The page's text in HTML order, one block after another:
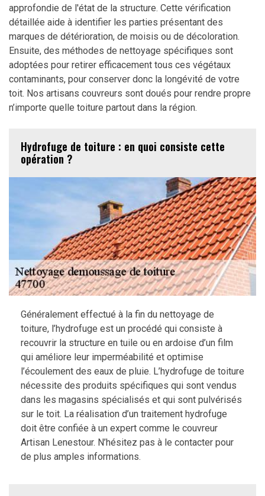
approfondie de l'état de la structure. Cette vérification
détaillée aide à identifier les parties présentant des
marques de détérioration, de moisis ou de décoloration.
Ensuite, des méthodes de nettoyage spécifiques sont
adoptées pour retirer efficacement tous ces végétaux
contaminants, pour conserver donc la longévité de votre
toit. Nos artisans couvreurs sont doués pour rendre propre
n’importe quelle toiture partout dans la région.
Hydrofuge de toiture : en quoi consiste cette
opération ?
Généralement effectué à la fin du nettoyage de
toiture, l’hydrofuge est un procédé qui consiste à
recouvrir la structure en tuile ou en ardoise d’un film
qui améliore leur imperméabilité et optimise
l’écoulement des eaux de pluie. L’hydrofuge de toiture
nécessite des produits spécifiques qui sont vendus
dans les magasins spécialisés et qui sont pulvérisés
sur le toit. La réalisation d’un traitement hydrofuge
doit être confiée à un expert comme le couvreur
Artisan Lenestour. N’hésitez pas à le contacter pour
de plus amples informations.